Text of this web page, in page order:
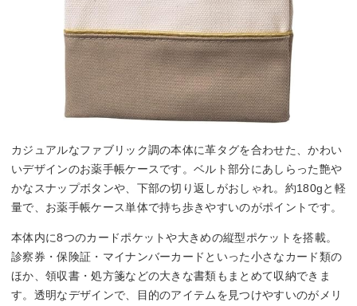
カジュアルなファブリック調の本体に革タグを合わせた、かわい
いデザインのお薬手帳ケースです。ベルト部分にあしらった艶や
かなスナップボタンや、下部の切り返しがおしゃれ。約180gと軽
量で、お薬手帳ケース単体で持ち歩きやすいのがポイントです。
本体内に8つのカードポケットや大きめの縦型ポケットを搭載。
診察券・保険証・マイナンバーカードといった小さなカード類の
ほか、領収書・処方箋などの大きな書類もまとめて収納できま
す。透明なデザインで、目的のアイテムを見つけやすいのがメリ